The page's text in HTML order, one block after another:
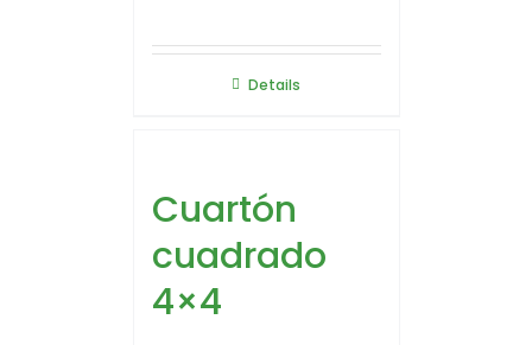
Details
Cuartón
cuadrado
4×4